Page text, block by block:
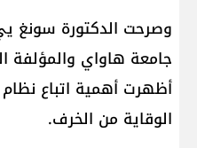
وصرحت الدكتورة سونغ
جامعة هاواي والمؤلفة
أظهرت أهمية اتباع
الوقاية من الخرف.